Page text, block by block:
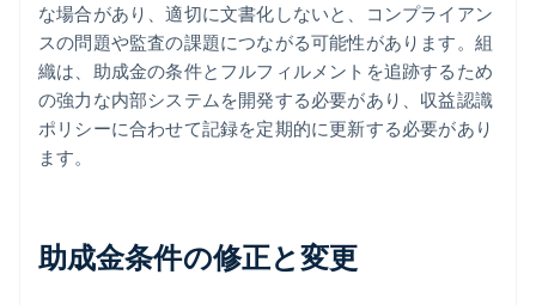
な場合があり、適切に文書化しないと、コンプライアン
スの問題や監査の課題につながる可能性があります。組
織は、助成金の条件とフルフィルメントを追跡するため
の強力な内部システムを開発する必要があり、収益認識
ポリシーに合わせて記録を定期的に更新する必要があり
ます。
助成金条件の修正と変更